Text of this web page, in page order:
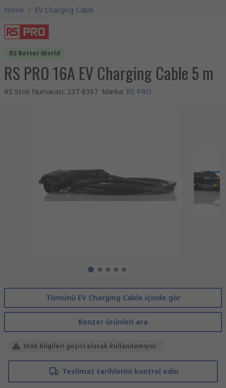
Home / EV Charging Cable
RS Better World
RS PRO 16A EV Charging Cable 5 m
RS Stok Numarası: 237-8397 Marka: RS PRO
Tümünü EV Charging Cable içinde gör
Benzer ürünleri ara
Stok bilgileri geçici olarak kullanılamıyor.
Teslimat tarihlerini kontrol edin